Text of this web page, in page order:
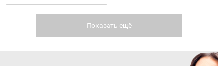
Показать ещё